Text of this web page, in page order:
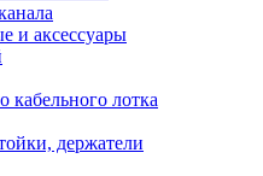
и аксессуары
кабельного лотка
держатели